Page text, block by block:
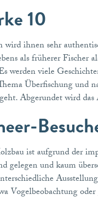
10
ihnen sehr
als früherer Fischer
werden viele
Überfischung und
Abgerundet wird
ist aufgrund der
gelegen und kaum
Vogelbeobachtung